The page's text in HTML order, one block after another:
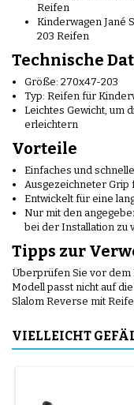
Reifen
Kinderwagen Jané
203 Reifen
Technische
Größe: 270x47-203
Typ: Reifen für
Leichtes Gewicht, um
erleichtern
Vorteile
Einfaches und
Ausgezeichneter Grip
Entwickelt für eine
Nur mit den
bei der Installation zu
Tipps zur
Überprüfen Sie vor dem
Modell passt nicht auf
Slalom Reverse mit
VIELLEICHT